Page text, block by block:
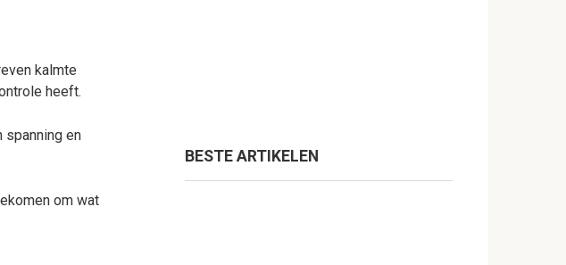
kalmte
heeft.
spanning en
om wat
BESTE ARTIKELEN